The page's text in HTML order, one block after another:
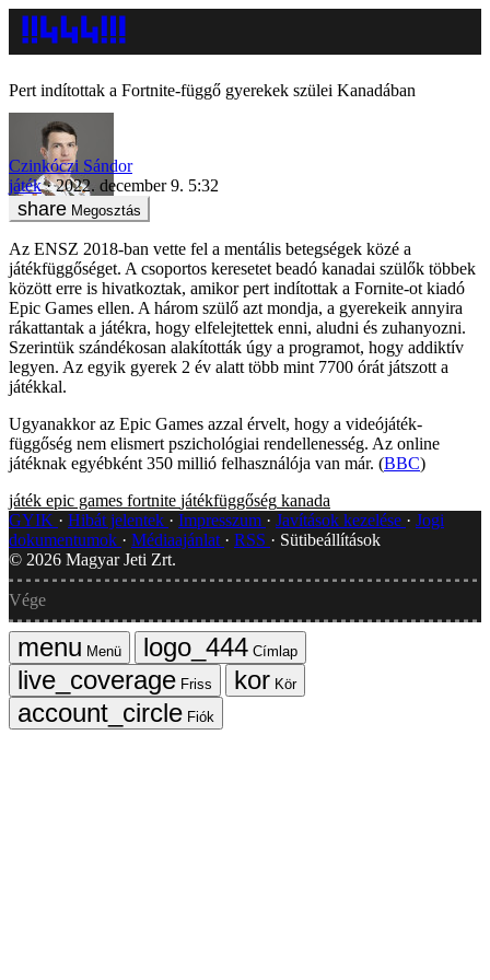
Pert indítottak a Fortnite-függő gyerekek szülei Kanadában
Czinkóczi Sándor
játék
2022. december 9. 5:32
Megosztás
Az ENSZ 2018-ban vette fel a mentális betegségek közé a
játékfüggőséget. A csoportos keresetet beadó kanadai szülők többek
között erre is hivatkoztak, amikor pert indítottak a Fornite-ot kiadó
Epic Games ellen. A három szülő azt mondja, a gyerekeik annyira
rákattantak a játékra, hogy elfelejtettek enni, aludni és zuhanyozni.
Szerintük szándékosan alakították úgy a programot, hogy addiktív
legyen. Az egyik gyerek 2 év alatt több mint 7700 órát játszott a
játékkal.
Ugyanakkor az Epic Games azzal érvelt, hogy a videójáték-
függőség nem elismert pszichológiai rendellenesség. Az online
játéknak egyébként 350 millió felhasználója van már. (BBC)
játék epic games fortnite játékfüggőség kanada
GYIK
Hibát jelentek Impresszum Javítások kezelése
Jogi
dokumentumok
Médiaajánlat RSS
Sütibeállítások
© 2026 Magyar Jeti Zrt.
Vége
Menü
Címlap
Friss
Kör
Fiók